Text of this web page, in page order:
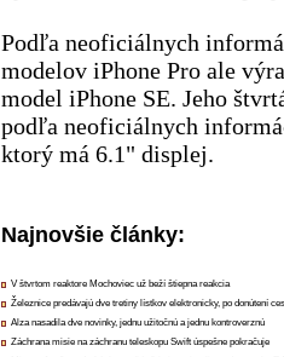
Podľa neoficiálnych
modelov iPhone Pro ale
model iPhone SE. Jeho
podľa neoficiálnych
ktorý má 6.1" displej.
Najnovšie články:
V štvrtom reaktore Mochoviec už beží štiepna reakcia
Železnice predávajú dve tretiny lístkov elektronicky, po donútení
Alza nasadila dve novinky, jednu užitočnú a jednu kontroverznú
Záchrana misie na záchranu teleskopu Swift úspešne pokračuje